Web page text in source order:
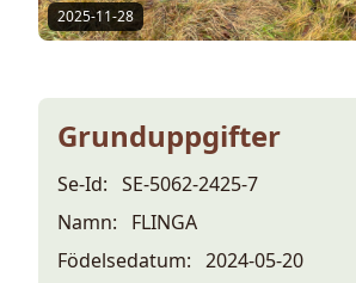
2025-11-28
Grunduppgifter
Se-Id: SE-5062-2425-7
Namn:
FLINGA
Födelsedatum: 2024-05-20